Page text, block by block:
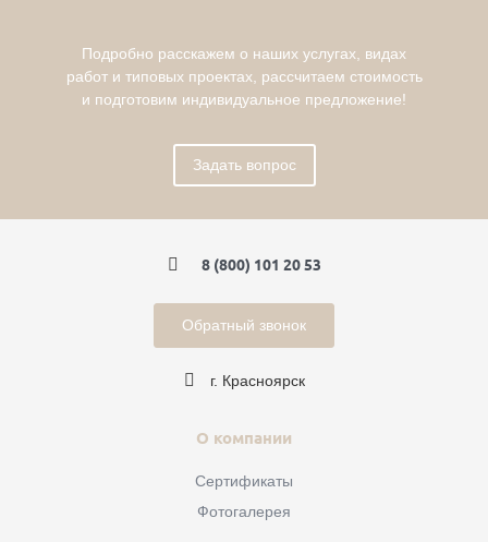
Подробно расскажем о наших услугах, видах
работ и типовых проектах, рассчитаем стоимость
и подготовим индивидуальное предложение!
Задать вопрос
8 (800) 101 20 53
Обратный звонок
г. Красноярск
О компании
Сертификаты
Фотогалерея